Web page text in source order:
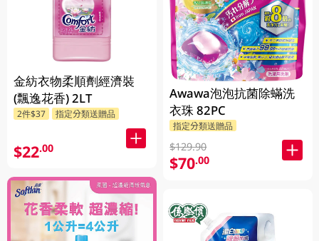
金紡衣物柔順劑經濟裝
(飄逸花香) 2LT
2件$37 指定分類送贈品
$22.00
Awawa泡泡抗菌除蟎洗
衣珠 82PC
指定分類送贈品
$129.90
$70.00